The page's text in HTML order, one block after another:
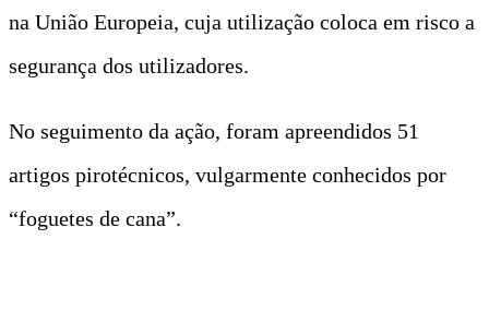
na União Europeia, cuja utilização coloca em risco a
segurança dos utilizadores.
No seguimento da ação, foram apreendidos 51
artigos pirotécnicos, vulgarmente conhecidos por
“foguetes de cana”.